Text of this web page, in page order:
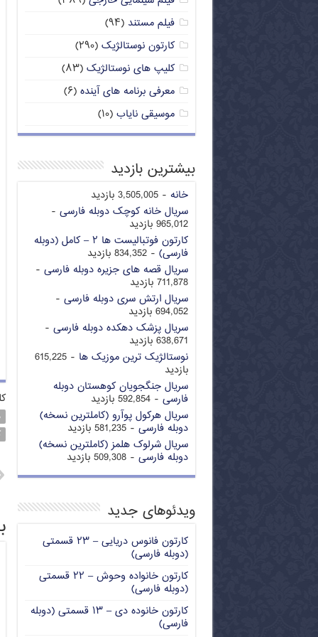
فیلم مستند (۹۴)
کارتون نوستالژیک (۲۹۰)
کلیپ های نوستالژیک (۸۳)
معرفی برنامه های آینده (۶)
موسیقی نایاب (۱۰)
بیشترین بازدید
خانه - 3,505,005 بازدید
سریال خانه کوچک دوبله فارسی -
965,012 بازدید
کارتون فوتبالیست ها ۲ – کامل (دوبله
فارسی) - 834,352 بازدید
سریال قصه های جزیره دوبله فارسی -
711,878 بازدید
سریال ارتش سری دوبله فارسی -
694,052 بازدید
سریال پزشک دهکده دوبله فارسی -
638,671 بازدید
نوستالژیک ترین موزیک ها
- 615,225
بازدید
سریال جنگجویان کوهستان دوبله
فارسی - 592,854 بازدید
سریال هرکول پوآرو (کاملترین نسخه)
دوبله فارسی - 581,235 بازدید
سریال شرلوک هلمز (کاملترین نسخه)
دوبله فارسی - 509,308 بازدید
ویدئوهای جدید
کارتون فانوس دریایی – ۲۳ قسمتی
(دوبله فارسی)
کارتون خانواده وحوش – ۲۲ قسمتی
(دوبله فارسی)
کارتون خانوده دی – ۱۳ قسمتی (دوبله
فارسی)